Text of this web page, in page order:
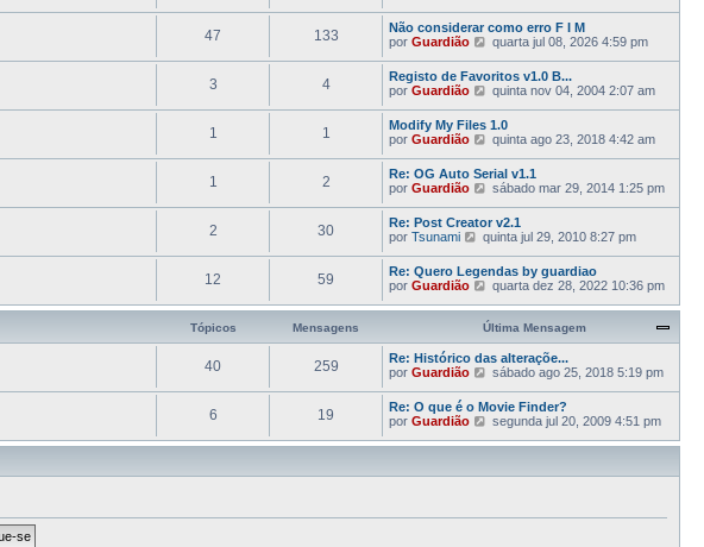
a
g
e
e
n
s
a
g
e
m
m
a
M
e
n
s
a
g
e
ú
l
t
m
a
M
e
n
s
a
g
e
a
a
ú
l
t
i
a
M
e
n
s
a
g
e
m
47 133
Não considerar como erro F I M
por Guardião
V
a
a
ú
m
a
M
e
n
s
a
g
e
m
quarta jul 08, 2026 4:59 pm
3 4
Registo de Favoritos v1.0 B...
por Guardião
V
a
a
ú
l
m
a
M
e
n
s
a
g
e
m
quinta nov 04, 2004 2:07 am
1 1
Modify My Files 1.0
por Guardião
V
a
a
ú
l
t
m
a
M
e
n
g
e
m
quinta ago 23, 2018 4:42 am
1 2
Re: OG Auto Serial v1.1
por Guardião
V
a
a
ú
l
m
a
M
e
n
a
g
e
m
sábado mar 29, 2014 1:25 pm
2 30
Re: Post Creator v2.1
por Tsunami
V
a
a
ú
m
a
M
e
n
a
e
quinta jul 29, 2010 8:27 pm
12 59
Re: Quero Legendas by guardiao
por Guardião
V
j
a
a
ú
m
a
M
quarta dez 28, 2022 10:36 pm
Tópicos Mensagens Última Mensagem
40 259
Re: Histórico das alteraçõe...
por Guardião
V
j
a
a
ú
sábado ago 25, 2018 5:19 pm
6 19
Re: O que é o Movie Finder?
por Guardião
V
j
a
t
segunda jul 20, 2009 4:51 pm